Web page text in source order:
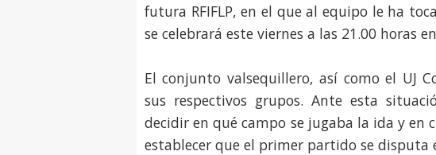
futura RFIFLP, en el que al equipo le ha
se celebrará este viernes a las 21.00 horas
El conjunto valsequillero, así como el UJ
sus respectivos grupos. Ante esta
decidir en qué campo se jugaba la ida y
establecer que el primer partido se disputa